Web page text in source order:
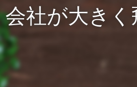
会社が大き